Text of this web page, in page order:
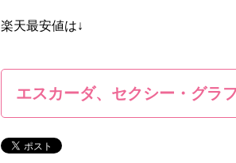
楽天最安値は↓
エスカーダ、セクシー・グラ